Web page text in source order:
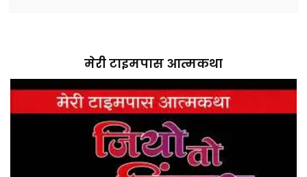
मेरी टाइमपास आत्मकथा